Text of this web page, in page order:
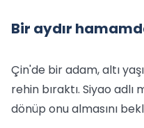
Bir aydır
Çin'de bir adam, altı
rehin bıraktı. Siyao adlı
dönüp onu almasını